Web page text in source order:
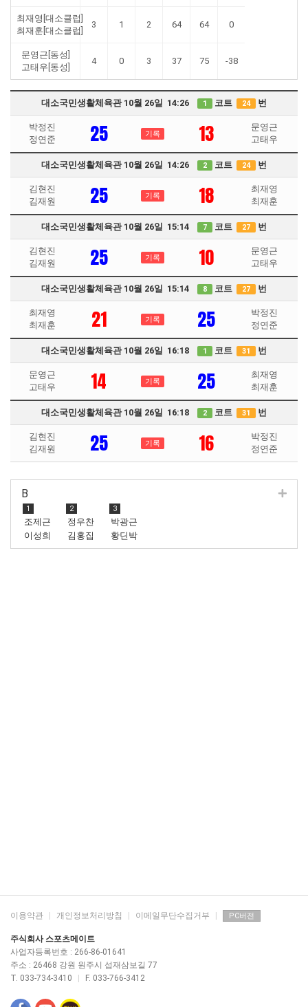
최재영[대소클럽]
최재훈[대소클럽]
3 1 2 64 64 0
문영근[동성]
고태우[동성]
4 0 3 37 75 -38
대소국민생활체육관 10월 26일 14:26 1 코트 24 번
박정진
정연준
25 기록 13
문영근
고태우
대소국민생활체육관 10월 26일 14:26 2 코트 24 번
김현진
김재원
25 기록 18
최재영
최재훈
대소국민생활체육관 10월 26일 15:14 7 코트 27 번
김현진
김재원
25 기록 10
문영근
고태우
대소국민생활체육관 10월 26일 15:14 8 코트 27 번
최재영
최재훈
21 기록 25
박정진
정연준
대소국민생활체육관 10월 26일 16:18 1 코트 31 번
문영근
고태우
14 기록 25
최재영
최재훈
대소국민생활체육관 10월 26일 16:18 2 코트 31 번
김현진
김재원
25 기록 16
박정진
정연준
B
1
조제근
이성희
2
정우찬
김홍집
3
박광근
황딘박
이용약관 개인정보처리방침 이메일무단수집거부 PC버전
주식회사 스포츠메이트
사업자등록번호 : 266-86-01641
주소 : 26468 강원 원주시 섭재삼보길 77
T. 033-734-3410
F. 033-766-3412